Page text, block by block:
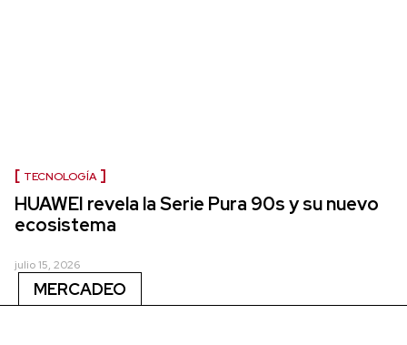
TECNOLOGÍA
HUAWEI revela la Serie Pura 90s y su nuevo
ecosistema
julio 15, 2026
MERCADEO